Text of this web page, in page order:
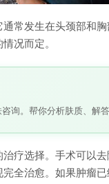
常发生在头颈部和
况而定。
询。帮你分析肤质、解
疗选择。手术可以
全治愈。如果肿瘤